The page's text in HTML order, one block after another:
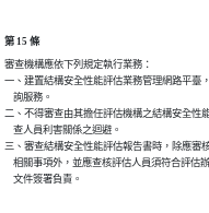
第 15 條
審查機構應依下列規定執行業務：
一、建置結構安全性能評估業務管理網路平臺
    詢服務。
二、不得審查由其擔任評估機構之結構安全性
    查人員利害關係之迴避。
三、審查結構安全性能評估報告書時，除應審
相關事項外，並應查核評估人員須符合評估
    文件簽署負責。